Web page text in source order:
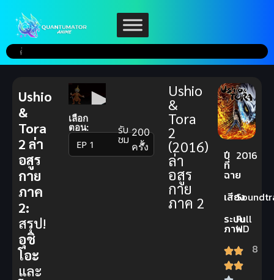
เลือก
ตอน:
▼
รับ
ชม 200
ครั้ง
Ushio
&
Tora
2
(2016)
ล่า
อสูร
กาย
ภาค 2
ปี
ที่
ฉาย
2016
เสียง
ระบบ
ภาพ
Full
HD
8
Ushio
&
Tora
2 ล่า
อสูร
กาย
ภาค
2:
สรุป!
อุชิ
โอะ
และ